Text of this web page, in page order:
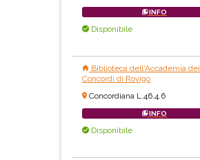
INFO
Disponibile
Biblioteca dell'Accademia dei
Concordi di Rovigo
Concordiana L.46.4.6
INFO
Disponibile